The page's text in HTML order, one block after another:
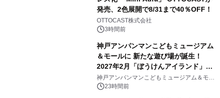
発売、2色展開で8/31まで40％OFF！
OTTOCAST株式会社
3時間前
神戸アンパンマンこどもミュージアム
＆モールに 新たな遊び場が誕生！
2027年2月「ぼうけんアイランド」が
オープン
神戸アンパンマンこどもミュージアム＆モー
ル 23時間前